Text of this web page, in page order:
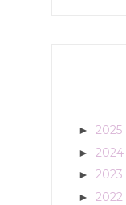
► 2025
► 2024
► 2023
► 2022